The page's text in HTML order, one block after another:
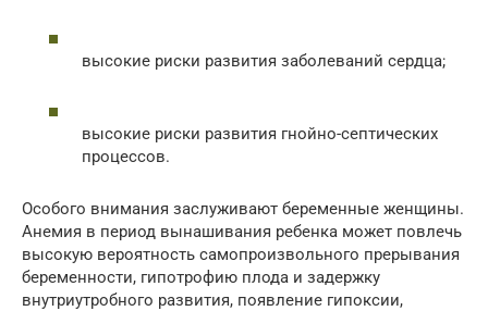
высокие риски развития заболеваний сердца;
высокие риски развития гнойно-септических
процессов.
Особого внимания заслуживают беременные женщины.
Анемия в период вынашивания ребенка может повлечь
высокую вероятность самопроизвольного прерывания
беременности, гипотрофию плода и задержку
внутриутробного развития, появление гипоксии,